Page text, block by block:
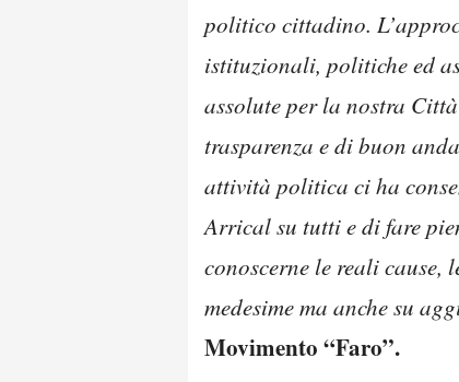
politico cittadino.
istituzionali, politiche ed
assolute per la nostra
trasparenza e di buon
attività politica ci ha
Arrical su tutti e di fare
conoscerne le reali cause,
medesime ma anche su
Movimento “Faro”.